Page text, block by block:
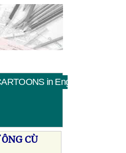
in English
CÙ